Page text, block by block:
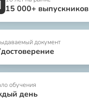
15 000+ выпускников
документ
обучения
день